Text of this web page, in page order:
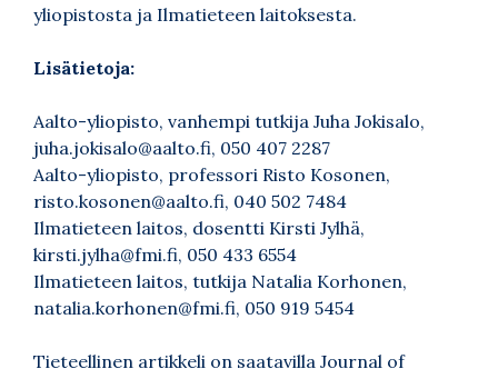
yliopistosta ja Ilmatieteen laitoksesta.
Lisätietoja:
Aalto-yliopisto, vanhempi tutkija Juha Jokisalo,
juha.jokisalo@aalto.fi, 050 407 2287
Aalto-yliopisto, professori Risto Kosonen,
risto.kosonen@aalto.fi, 040 502 7484
Ilmatieteen laitos, dosentti Kirsti Jylhä,
kirsti.jylha@fmi.fi, 050 433 6554
Ilmatieteen laitos, tutkija Natalia Korhonen,
natalia.korhonen@fmi.fi, 050 919 5454
Tieteellinen artikkeli on saatavilla Journal of